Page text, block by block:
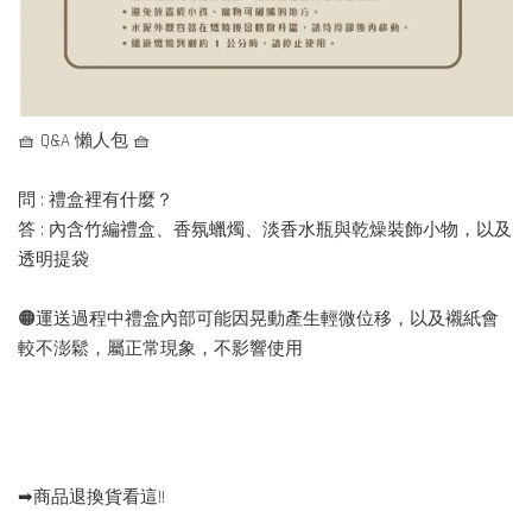
🧺 Q&A 懶人包 🧺
問 : 禮盒裡有什麼？
答 : 內含竹編禮盒、香氛蠟燭、淡香水瓶與乾燥裝飾小物，以及
透明提袋
🟠運送過程中禮盒內部可能因晃動產生輕微位移，以及襯紙會
較不澎鬆，屬正常現象，不影響使用
➡︎商品退換貨看這!!